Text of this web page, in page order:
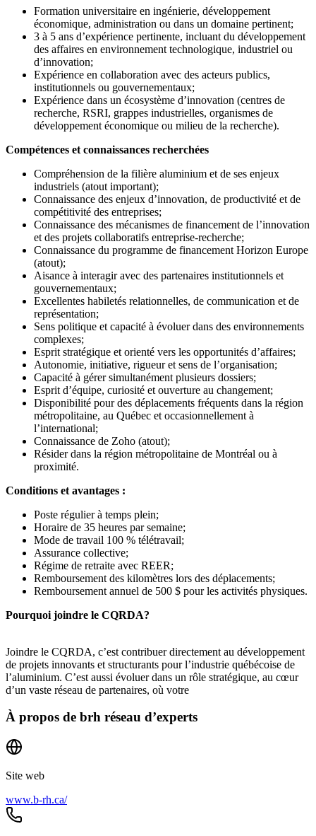
Formation universitaire en ingénierie, développement
économique, administration ou dans un domaine pertinent;
3 à 5 ans d’expérience pertinente, incluant du développement
des affaires en environnement technologique, industriel ou
d’innovation;
Expérience en collaboration avec des acteurs publics,
institutionnels ou gouvernementaux;
Expérience dans un écosystème d’innovation (centres de
recherche, RSRI, grappes industrielles, organismes de
développement économique ou milieu de la recherche).
Compétences et connaissances recherchées
Compréhension de la filière aluminium et de ses enjeux
industriels (atout important);
Connaissance des enjeux d’innovation, de productivité et de
compétitivité des entreprises;
Connaissance des mécanismes de financement de l’innovation
et des projets collaboratifs entreprise-recherche;
Connaissance du programme de financement Horizon Europe
(atout);
Aisance à interagir avec des partenaires institutionnels et
gouvernementaux;
Excellentes habiletés relationnelles, de communication et de
représentation;
Sens politique et capacité à évoluer dans des environnements
complexes;
Esprit stratégique et orienté vers les opportunités d’affaires;
Autonomie, initiative, rigueur et sens de l’organisation;
Capacité à gérer simultanément plusieurs dossiers;
Esprit d’équipe, curiosité et ouverture au changement;
Disponibilité pour des déplacements fréquents dans la région
métropolitaine, au Québec et occasionnellement à
l’international;
Connaissance de Zoho (atout);
Résider dans la région métropolitaine de Montréal ou à
proximité.
Conditions et avantages :
Poste régulier à temps plein;
Horaire de 35 heures par semaine;
Mode de travail 100 % télétravail;
Assurance collective;
Régime de retraite avec REER;
Remboursement des kilomètres lors des déplacements;
Remboursement annuel de 500 $ pour les activités physiques.
Pourquoi joindre le CQRDA?
Joindre le CQRDA, c’est contribuer directement au développement
de projets innovants et structurants pour l’industrie québécoise de
l’aluminium. C’est aussi évoluer dans un rôle stratégique, au cœur
d’un vaste réseau de partenaires, où votre
À propos de brh réseau d’experts
Site web
www.b-rh.ca/